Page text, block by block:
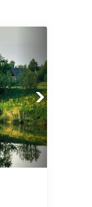
Next